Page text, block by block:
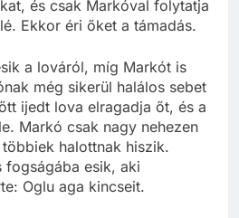
és csak Markóval folytatja
Ekkor éri őket a támadás.
a lováról, míg Markót is
még sikerül halálos sebet
ijedt lova elragadja őt, és a
Markó csak nagy nehezen
halottnak hiszik.
fogságába esik, aki
Oglu aga kincseit.